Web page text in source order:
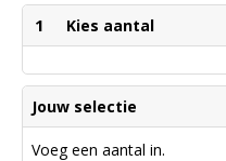
1 Kies aantal
Jouw selectie
Voeg een aantal in.